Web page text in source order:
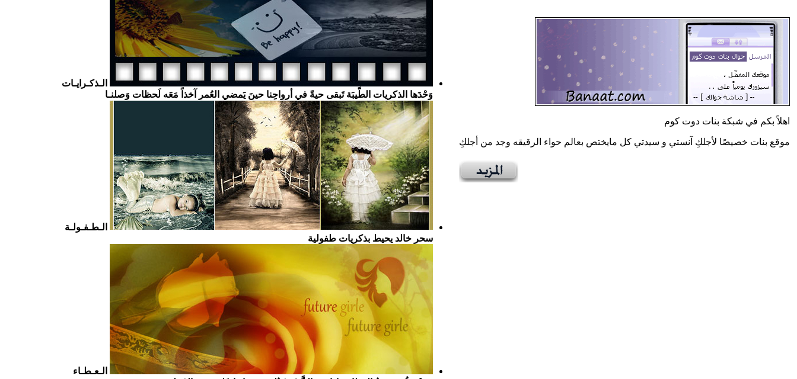
اهلاً بكم في شبكة بنات دوت كوم
موقع بنات خصيصًا لأجلكِ آنستي و سيدتي كل مايختص بعالم حواء الرقيقه وجد من أجلكِ
الـذكـرايـات
وَحْدَها الذكريات الطّيبَة تَبقى حيةً في أرواحِنا حينَ يَمضي العُمر آخذاً مَعَه لَحظات وَصلنـا
الـطـفـولـة
سحر خالد يحيط بذكريات طفولية
الـعـطـاء